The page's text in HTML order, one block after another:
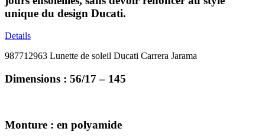
unique du design Ducati.
Details
987712963 Lunette de soleil Ducati Carrera Jarama
Dimensions : 56/17 – 145
Monture : en polyamide